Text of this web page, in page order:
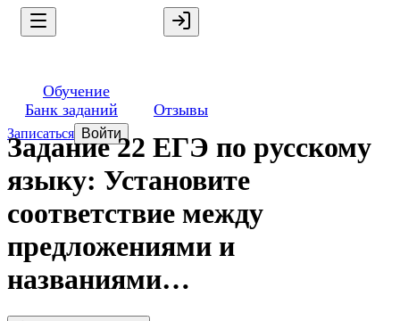
Обучение
Банк заданий
Отзывы
Записаться Войти
Задание 22 ЕГЭ по русскому
языку: Установите
соответствие между
предложениями и
названиями…